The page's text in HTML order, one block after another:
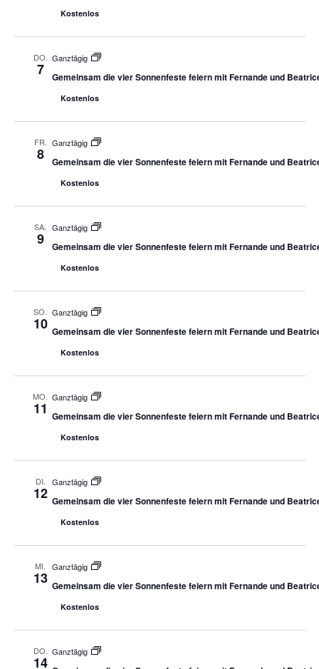
Kostenlos
DO.
7
Ganztägig
Gemeinsam die vier Sonnenfeste feiern mit Fernande und
Kostenlos
FR.
8
Ganztägig
Gemeinsam die vier Sonnenfeste feiern mit Fernande und
Kostenlos
SA.
9
Ganztägig
Gemeinsam die vier Sonnenfeste feiern mit Fernande und
Kostenlos
SO.
10
Ganztägig
Gemeinsam die vier Sonnenfeste feiern mit Fernande und
Kostenlos
MO.
11
Ganztägig
Gemeinsam die vier Sonnenfeste feiern mit Fernande und
Kostenlos
DI.
12
Ganztägig
Gemeinsam die vier Sonnenfeste feiern mit Fernande und
Kostenlos
MI.
13
Ganztägig
Gemeinsam die vier Sonnenfeste feiern mit Fernande und
Kostenlos
DO.
14
Ganztägig